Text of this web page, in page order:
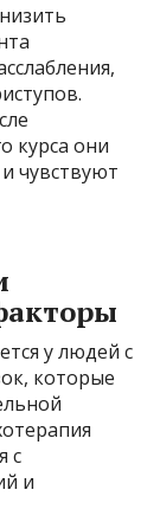
курса они
чувствуют
у людей с
которые
с
и